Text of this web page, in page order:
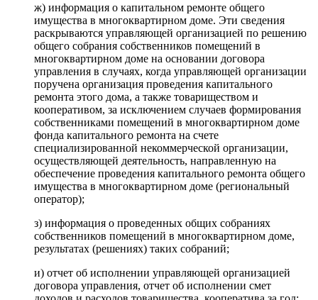
ж) информация о капитальном ремонте общего
имущества в многоквартирном доме. Эти сведения
раскрываются управляющей организацией по решению
общего собрания собственников помещений в
многоквартирном доме на основании договора
управления в случаях, когда управляющей организации
поручена организация проведения капитального
ремонта этого дома, а также товариществом и
кооперативом, за исключением случаев формирования
собственниками помещений в многоквартирном доме
фонда капитального ремонта на счете
специализированной некоммерческой организации,
осуществляющей деятельность, направленную на
обеспечение проведения капитального ремонта общего
имущества в многоквартирном доме (региональный
оператор);
з) информация о проведенных общих собраниях
собственников помещений в многоквартирном доме,
результатах (решениях) таких собраний;
и) отчет об исполнении управляющей организацией
договора управления, отчет об исполнении смет